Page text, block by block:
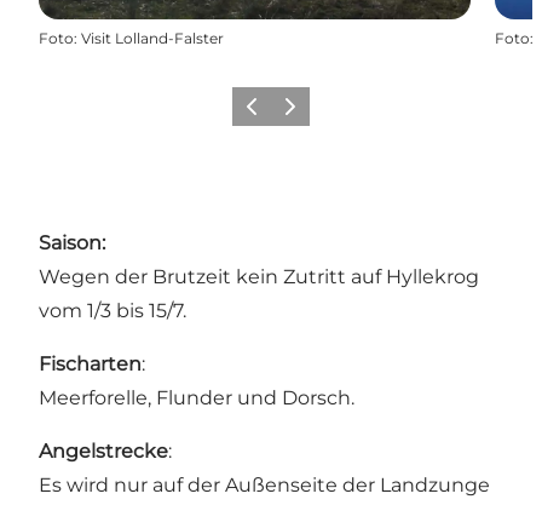
Foto: Visit Lolland-Falster Foto:
ZurückWeiter
Saison:
Wegen der Brutzeit kein Zutritt auf Hyllekrog
vom 1/3 bis 15/7.
Fischarten:
Meerforelle, Flunder und Dorsch.
Angelstrecke:
Es wird nur auf der Außenseite der Landzunge